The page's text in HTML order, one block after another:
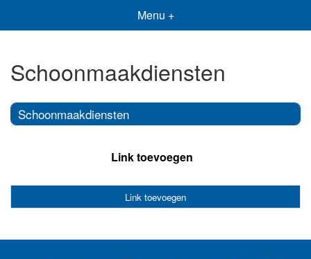
Menu +
Schoonmaakdiensten
Schoonmaakdiensten
Link toevoegen
Link toevoegen